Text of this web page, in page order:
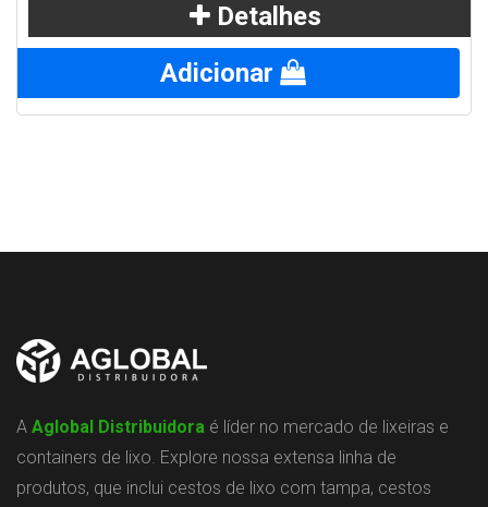
Detalhes
Adicionar
A Aglobal Distribuidora é líder no mercado de lixeiras e
containers de lixo. Explore nossa extensa linha de
produtos, que inclui cestos de lixo com tampa, cestos